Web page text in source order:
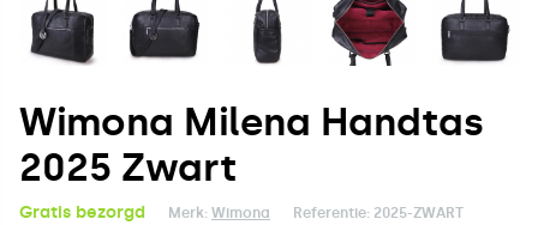
Wimona Milena Handtas
2025 Zwart
Gratis bezorgd Merk: Wimona Referentie: 2025-ZWART